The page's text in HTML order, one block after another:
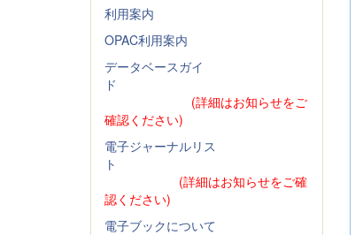
利用案内
OPAC利用案内
データベースガイ
ド
(詳細はお知らせをご
確認ください)
電子ジャーナルリス
ト
(詳細はお知らせをご確
認ください)
電子ブックについて